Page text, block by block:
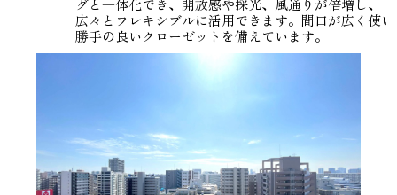
グと一体化でき、開放感や採光、風通りが倍増し、
広々とフレキシブルに活用できます。間口が広く使い
勝手の良いクローゼットを備えています。